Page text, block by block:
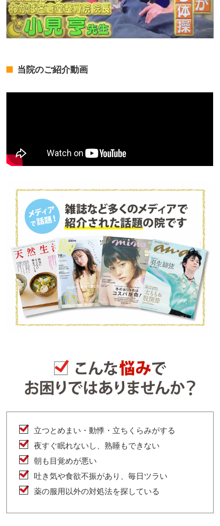
当院のご紹介動画
立つとめまい・動悸・立ちくらみがする
夜すぐ眠れないし、熟睡もできない
朝も目覚めが悪い
吐き気や食欲不振があり、毎日ツラい
薬の服用以外の対処法を探している